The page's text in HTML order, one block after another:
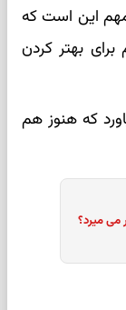
این است که
بهتر کردن
که هنوز هم
می میرد؟